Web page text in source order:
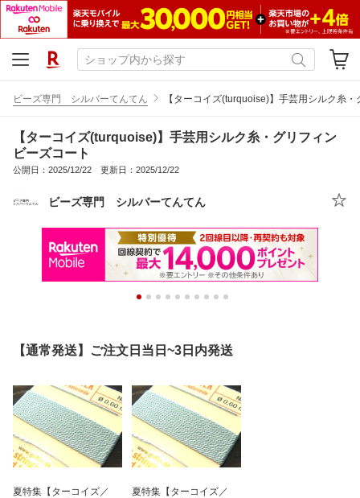
ビーズ専門 シルバーてんてん 【ターコイズ(turquoise)】手芸用シルク糸
【ターコイズ(turquoise)】手芸用シルク糸・グリフィン
ビーズコート
公開日：2025/12/22 更新日：2025/12/22
ビーズ専門 シルバーてんてん
【通常発送】ご注文日当日~3日内発送
夏特集【ターコイズ／
夏特集【ターコイズ／